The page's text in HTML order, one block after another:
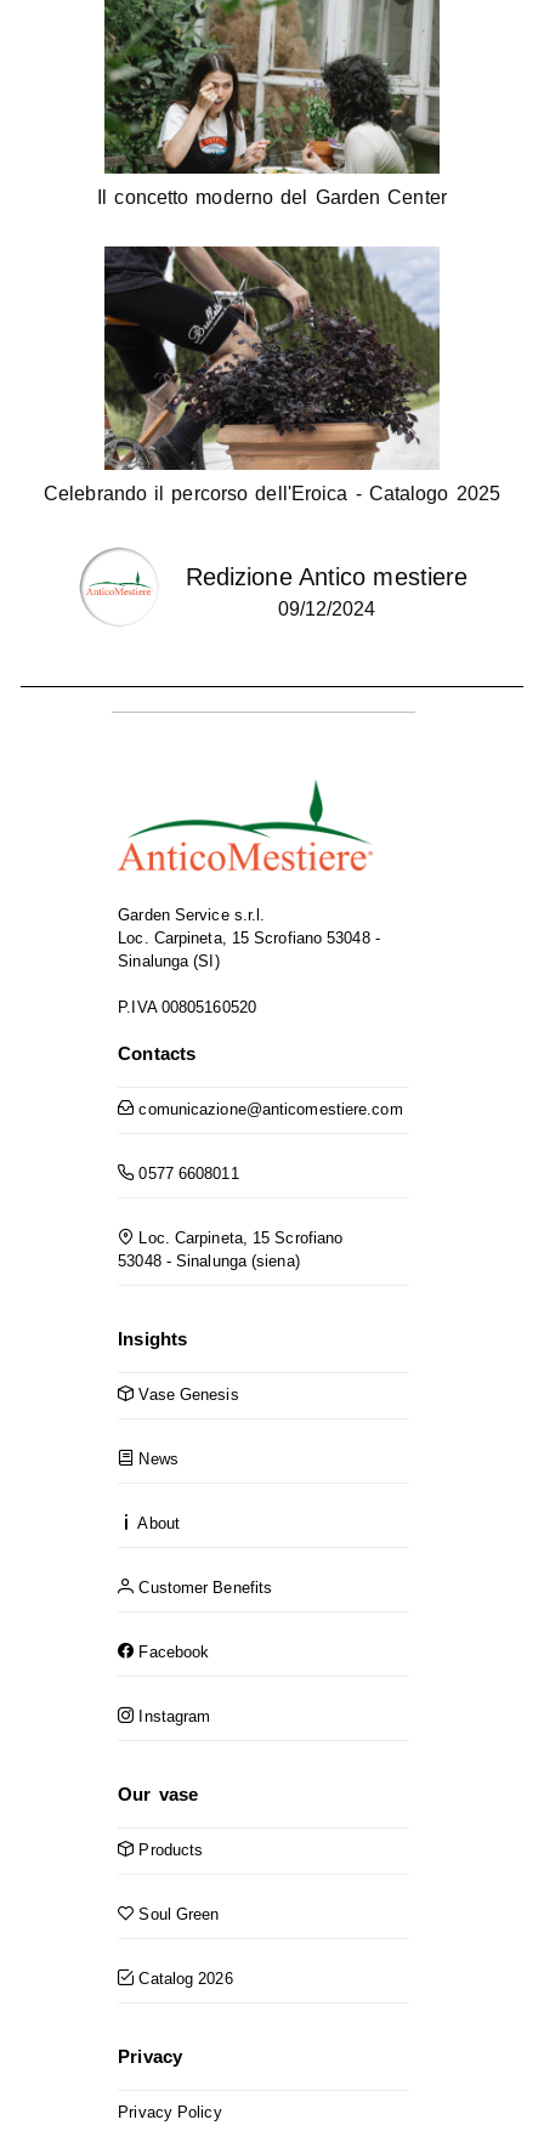
Il concetto moderno del Garden Center
Celebrando il percorso dell'Eroica - Catalogo 2025
Redizione Antico mestiere
09/12/2024
Garden Service s.r.l.
Loc. Carpineta, 15 Scrofiano 53048 -
Sinalunga (SI)
P.IVA 00805160520
Contacts
comunicazione@anticomestiere.com
0577 6608011
Loc. Carpineta, 15 Scrofiano
53048 - Sinalunga (siena)
Insights
Vase Genesis
News
About
Customer Benefits
Facebook
Instagram
Our vase
Products
Soul Green
Catalog 2026
Privacy
Privacy Policy